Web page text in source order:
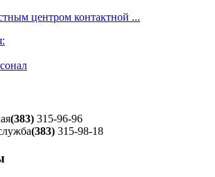
центром контактной ...
(383) 315-96-96
(383) 315-98-18